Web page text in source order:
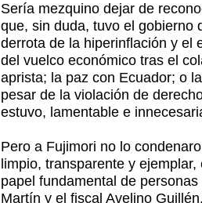
Sería mezquino dejar de
que, sin duda, tuvo el gobierno
derrota de la hiperinflación y el
del vuelco económico tras el
aprista; la paz con Ecuador; o
pesar de la violación de
estuvo, lamentable e
Pero a Fujimori no lo
limpio, transparente y
papel fundamental de
Martín y el fiscal Avelino